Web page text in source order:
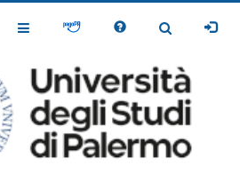
Toggle
Toggle